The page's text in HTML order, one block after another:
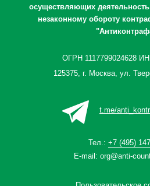
осуществляющих
незаконному обороту
125375, г. Москва, ул.
Тел.: +7 (495)
E-mail: org@anti-
ОГРН 1117799024628
t.me/